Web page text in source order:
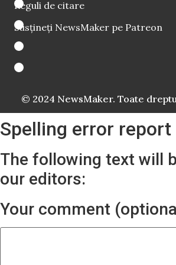
Reguli de citare
Susțineți NewsMaker pe Patreon
© 2024 NewsMaker. Toate
Spelling error report
The following text will
our editors:
Your comment